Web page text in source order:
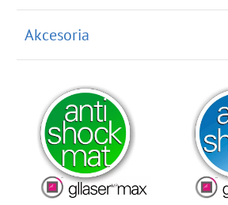
Akcesoria